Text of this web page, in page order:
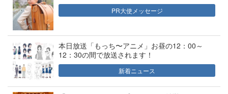
PR大使メッセージ
本日放送「もっち〜アニメ」お昼の12：00～
12：30の間で放送されます！
新着ニュース